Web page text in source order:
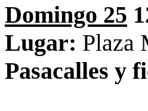
Domingo 25
Lugar: Plaza
Pasacalles y